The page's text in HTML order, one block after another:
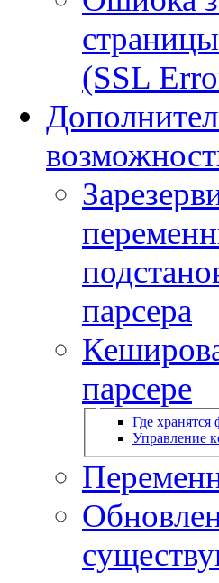
(SSL
парсера
парсере
Где
Управление